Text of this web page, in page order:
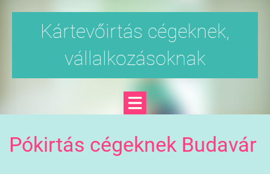
Kártevőirtás cégeknek,
vállalkozásoknak
Pókirtás cégeknek Budavár